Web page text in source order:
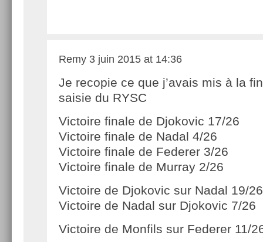
Remy 3 juin 2015 at 14:36
Je recopie ce que j’avais mis à la
saisie du RYSC
Victoire finale de Djokovic 17/26
Victoire finale de Nadal 4/26
Victoire finale de Federer 3/26
Victoire finale de Murray 2/26
Victoire de Djokovic sur Nadal 19/26
Victoire de Nadal sur Djokovic 7/26
Victoire de Monfils sur Federer 11/